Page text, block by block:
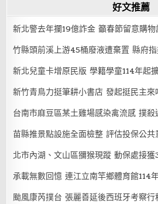
好文推薦
新北警去年攔19億詐金 籲春節留意購物
竹縣頭前溪上游45桶廢液遭棄置 縣府
新北兒童卡增原民版 學籍學童114年起
新竹青鳥力挺筆耕小書店 發起挺民主來
台南市麻豆區某土雞場感染禽流感 撲
苗縣推景點設施全面檢整 評估投保公共
北市內湖、文山區獼猴現蹤 動保處接獲
承載無數回憶 連江立南竿鄉體育館114
颱風康芮撲台 張麗善延後西班牙考察行